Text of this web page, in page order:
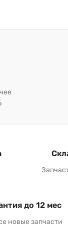
до 12 мес
новые запчасти